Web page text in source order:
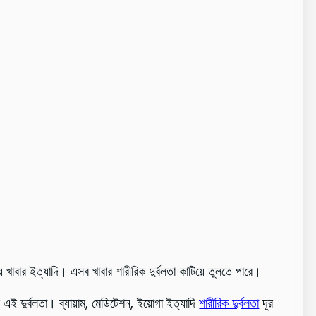
ইত্যাদি। এসব খাবার শারীরিক দুর্বলতা কাটিয়ে তুলতে পারে।
দুর্বলতা। ব্যায়াম, মেডিটেশন, ইয়োগা ইত্যাদিশারীরিক দুর্বলতাদূর